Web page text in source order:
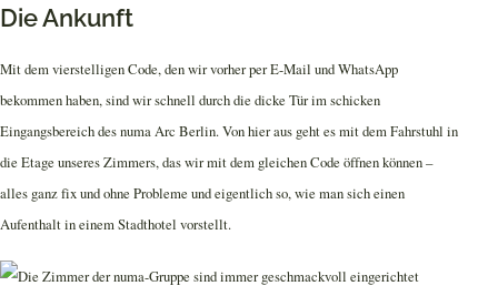
Die Ankunft
Mit dem vierstelligen Code, den wir vorher per E-Mail und WhatsApp
bekommen haben, sind wir schnell durch die dicke Tür im schicken
Eingangsbereich des numa Arc Berlin. Von hier aus geht es mit dem Fahrstuhl in
die Etage unseres Zimmers, das wir mit dem gleichen Code öffnen können –
alles ganz fix und ohne Probleme und eigentlich so, wie man sich einen
Aufenthalt in einem Stadthotel vorstellt.